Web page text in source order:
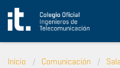
Pasar al contenido principal
Inicio Comunicación